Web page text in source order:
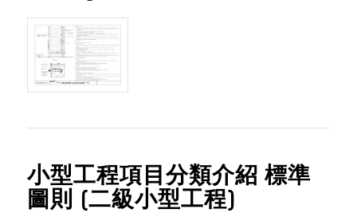
小型工程項目分類介紹 標準
圖則 (二級小型工程)